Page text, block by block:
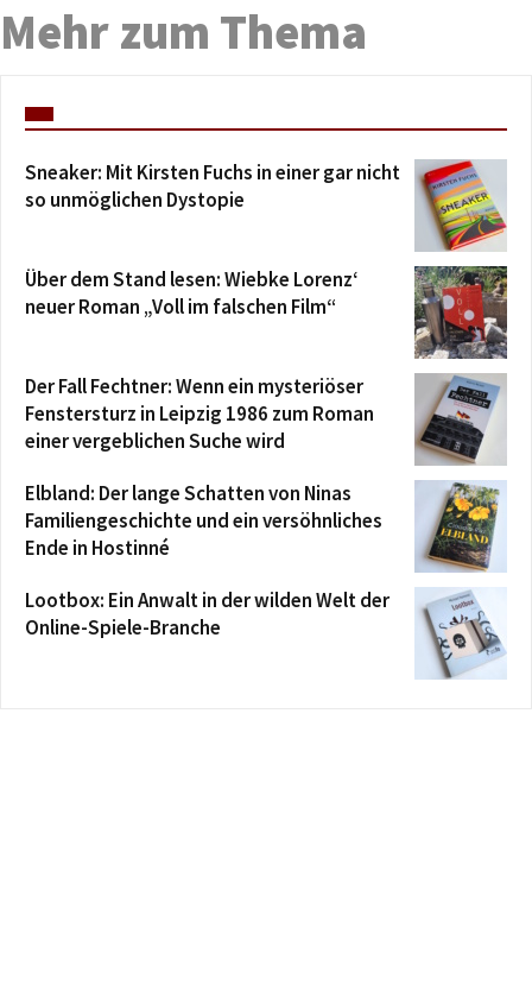
Mehr zum Thema
Sneaker: Mit Kirsten Fuchs in einer gar nicht
so unmöglichen Dystopie
Über dem Stand lesen: Wiebke Lorenz‘
neuer Roman „Voll im falschen Film“
Der Fall Fechtner: Wenn ein mysteriöser
Fenstersturz in Leipzig 1986 zum Roman
einer vergeblichen Suche wird
Elbland: Der lange Schatten von Ninas
Familiengeschichte und ein versöhnliches
Ende in Hostinné
Lootbox: Ein Anwalt in der wilden Welt der
Online-Spiele-Branche